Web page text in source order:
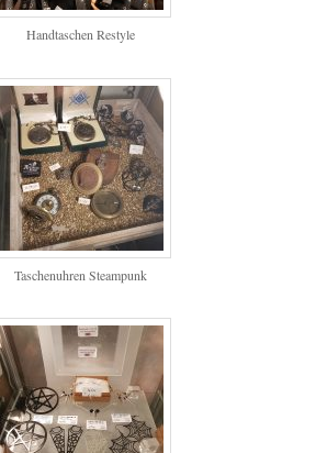
Handtaschen Restyle
Taschenuhren Steampunk